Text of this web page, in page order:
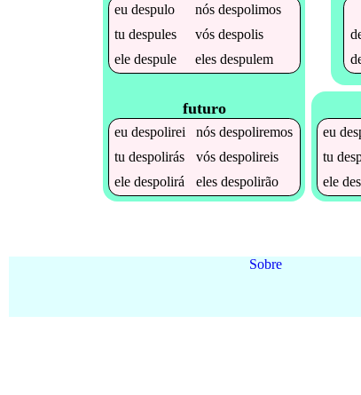
eudespulo nósdespolimos
tudespules vósdespolis
eledespule elesdespulem
futuro
eudespolirei nósdespoliremos
tudespolirás vósdespolireis
eledespolirá elesdespolirão
eu
tu
ele
Sobre